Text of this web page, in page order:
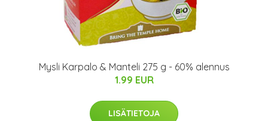
Mysli Karpalo & Manteli 275 g - 60% alennus
1.99 EUR
LISÄTIETOJA